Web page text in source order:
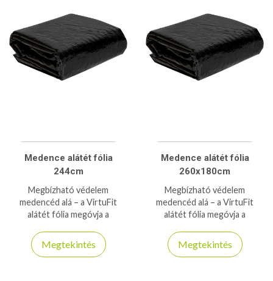
Medence alátét fólia
244cm
Megbízható védelem
medencéd alá – a VirtuFit
alátét fólia megóvja a
meghosszabbítja a medence
élettartamát. Ideális választás
Megtekintés
Medence alátét fólia
260x180cm
Megbízható védelem
medencéd alá – a VirtuFit
alátét fólia megóvja a
meghosszabbítja a medence
élettartamát. Ideális választás
Megtekintés